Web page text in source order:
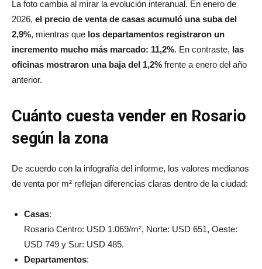
La foto cambia al mirar la evolución interanual. En enero de
2026, el precio de venta de casas acumuló una suba del
2,9%, mientras quelos departamentos registraron un
incremento mucho más marcado: 11,2%. En contraste, las
oficinas mostraron una baja del 1,2%
Cuánto cuesta vender en Rosario
De acuerdo con la infografía del informe, los valores medianos
Casas:
Rosario Centro: USD 1.069/m², Norte: USD 651, Oeste:
USD 749 y Sur: USD 485.